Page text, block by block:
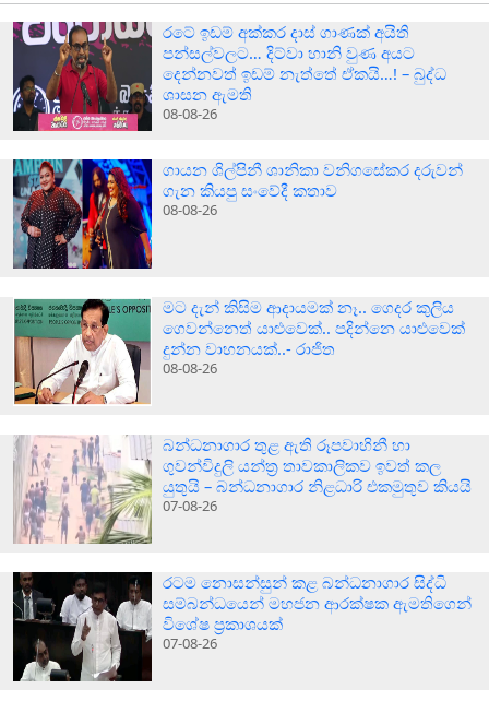
රටේ ඉඩම් අක්කර දාස් ගාණක් අයිති
පන්සල්වලට… දිට්වා හානි වුණ අයට
දෙන්නවත් ඉඩම් නැත්තේ ඒකයි…! – බුද්ධ
ශාසන ඇමති
08-08-26
ගායන ශිල්පිනී ශානිකා වනිගසේකර දරුවන්
ගැන කියපු සංවේදී කතාව
08-08-26
මට දැන් කිසිම ආදායමක් නෑ.. ගෙදර කුලිය
ගෙවන්නෙත් යාළුවෙක්.. පදින්නෙ යාළුවෙක්
දුන්න වාහනයක්..- රාජිත
08-08-26
බන්ධනාගාර තුළ ඇති රූපවාහිනී හා
ගුවන්විදුලි යන්ත්‍ර තාවකාලිකව ඉවත් කල
යුතුයි – බන්ධනාගාර නිළධාරි එකමුතුව කියයි
07-08-26
රටම නොසන්සුන් කළ බන්ධනාගාර සිද්ධි
සම්බන්ධයෙන් මහජන ආරක්ෂක ඇමතිගෙන්
විශේෂ ප්‍රකාශයක්
07-08-26